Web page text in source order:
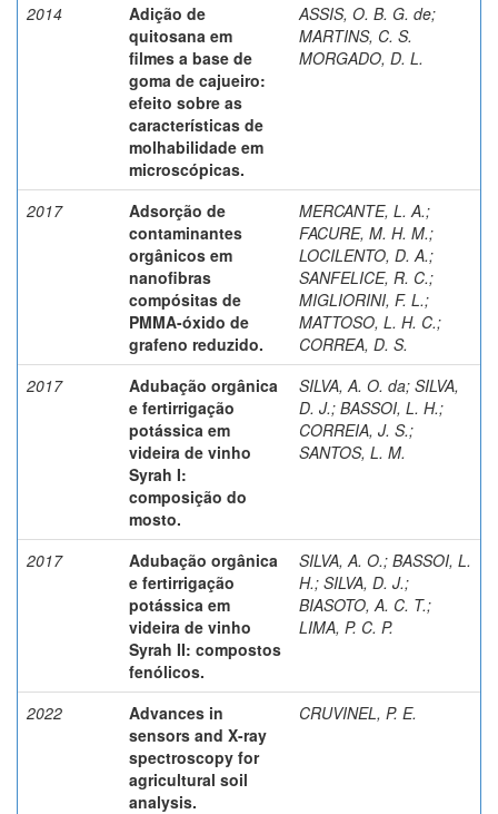
2014
Adição de
quitosana em
filmes a base de
goma de cajueiro:
efeito sobre as
características de
molhabilidade em
microscópicas.
ASSIS, O. B. G. de;
MARTINS, C. S.
MORGADO, D. L.
2017
Adsorção de
contaminantes
orgânicos em
nanofibras
compósitas de
PMMA-óxido de
grafeno reduzido.
MERCANTE, L. A.;
FACURE, M. H. M.;
LOCILENTO, D. A.;
SANFELICE, R. C.;
MIGLIORINI, F. L.;
MATTOSO, L. H. C.;
CORREA, D. S.
2017
Adubação orgânica
e fertirrigação
potássica em
videira de vinho
Syrah I:
composição do
mosto.
SILVA, A. O. da; SILVA,
D. J.; BASSOI, L. H.;
CORREIA, J. S.;
SANTOS, L. M.
2017
Adubação orgânica
e fertirrigação
potássica em
videira de vinho
Syrah II: compostos
fenólicos.
SILVA, A. O.; BASSOI, L.
H.; SILVA, D. J.;
BIASOTO, A. C. T.;
LIMA, P. C. P.
2022
Advances in
sensors and X-ray
spectroscopy for
agricultural soil
analysis.
CRUVINEL, P. E.